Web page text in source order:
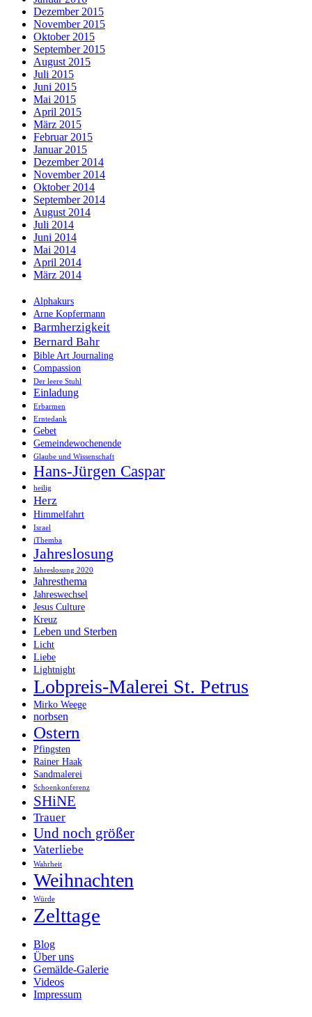
Dezember 2015
November 2015
Oktober 2015
September 2015
August 2015
Juli 2015
Juni 2015
Mai 2015
April 2015
März 2015
Februar 2015
Januar 2015
Dezember 2014
November 2014
Oktober 2014
September 2014
August 2014
Juli 2014
Juni 2014
Mai 2014
April 2014
März 2014
Alphakurs
Arne Kopfermann
Barmherzigkeit
Bernard Bahr
Bible Art Journaling
Compassion
Der leere Stuhl
Einladung
Erbarmen
Erntedank
Gebet
Gemeindewochenende
Glaube und Wissenschaft
Hans-Jürgen Caspar
heilig
Herz
Himmelfahrt
Israel
iThemba
Jahreslosung
Jahreslosung 2020
Jahresthema
Jahreswechsel
Jesus Culture
Kreuz
Leben und Sterben
Licht
Liebe
Lightnight
Lobpreis-Malerei St. Petrus
Mirko Weege
norbsen
Ostern
Pfingsten
Rainer Haak
Sandmalerei
Schoenkonferenz
SHiNE
Trauer
Und noch größer
Vaterliebe
Wahrheit
Weihnachten
Würde
Zelttage
Blog
Über uns
Gemälde-Galerie
Videos
Impressum